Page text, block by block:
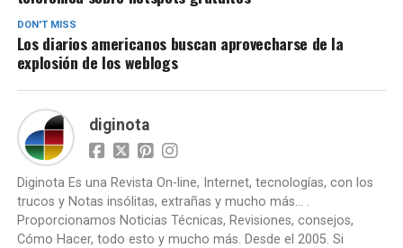
DON'T MISS
Los diarios americanos buscan aprovecharse de la
explosión de los weblogs
diginota
Diginota Es una Revista On-line, Internet, tecnologías, con los
trucos y Notas insólitas, extrañas y mucho más... .
Proporcionamos Noticias Técnicas, Revisiones, consejos,
Cómo Hacer, todo esto y mucho más. Desde el 2005. Si